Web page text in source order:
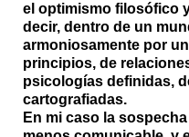
el optimismo filosófico
decir, dentro de un
armoniosamente por
principios, de
psicologías definidas,
cartografiadas.
En mi caso la